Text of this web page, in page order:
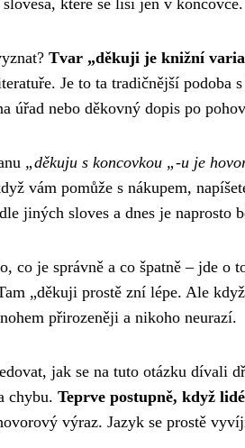
které se liší jen v koncovce.
Tvar „děkuji je knižní
Je to ta tradičnější
úřad nebo děkovný dopis po
„děkuju s koncovkou „-u je
vám pomůže s nákupem,
jiných sloves a dnes je naprosto
co je správně a co špatně – jde o
„děkuji prostě zní lépe. Ale
přirozeněji a nikoho neurazí.
jak se na tuto otázku dívali
chybu. Teprve postupně, když
výraz. Jazyk se prostě